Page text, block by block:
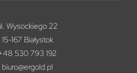
Wysockiego 22
15-167 Białystok
530 793 192
biuro@ergold.pl